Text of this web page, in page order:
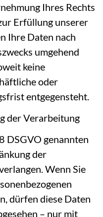
Ihres Rechts
Erfüllung unserer
Ihre Daten nach
umgehend
keine
oder
entgegensteht.
der Verarbeitung
DSGVO genannten
der
Wenn Sie
dürfen diese Daten
– nur mit